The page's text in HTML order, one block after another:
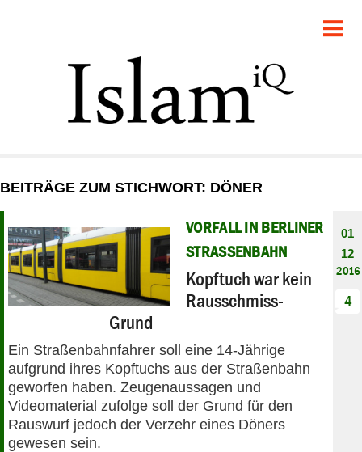
GESELLSCHAFT
STARTSEITE
DEBATTE
PANORAMA
BEITRÄGE ZUM STICHWORT: DÖNER
VORFALL IN BERLINER
STRASSENBAHN
Kopftuch war kein
Rausschmiss-
Grund
Ein Straßenbahnfahrer soll eine 14-Jährige
aufgrund ihres Kopftuchs aus der Straßenbahn
geworfen haben. Zeugenaussagen und
Videomaterial zufolge soll der Grund für den
Rauswurf jedoch der Verzehr eines Döners
gewesen sein.
01
12
2016
4